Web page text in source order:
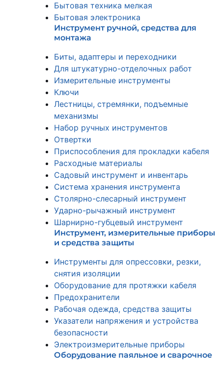
Бытовая техника мелкая
Бытовая электроника
Инструмент ручной, средства для
монтажа
Биты, адаптеры и переходники
Для штукатурно-отделочных работ
Измерительные инструменты
Ключи
Лестницы, стремянки, подъемные
механизмы
Набор ручных инструментов
Отвертки
Приспособления для прокладки кабеля
Расходные материалы
Садовый инструмент и инвентарь
Система хранения инструмента
Столярно-слесарный инструмент
Ударно-рычажный инструмент
Шарнирно-губцевый инструмент
Инструмент, измерительные приборы
и средства защиты
Инструменты для опрессовки, резки,
снятия изоляции
Оборудование для протяжки кабеля
Предохранители
Рабочая одежда, средства защиты
Указатели напряжения и устройства
безопасности
Электроизмерительные приборы
Оборудование паяльное и сварочное